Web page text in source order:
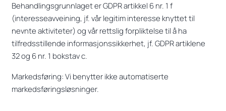
Behandlingsgrunnlaget er GDPR artikkel 6 nr. 1 f
(interesseavveining, jf. vår legitim interesse knyttet til
nevnte aktiviteter) og vår rettslig forpliktelse til å ha
tilfredsstillende informasjonssikkerhet, jf. GDPR artiklene
32 og 6 nr. 1 bokstav c.
Markedsføring: Vi benytter ikke automatiserte
markedsføringsløsninger.